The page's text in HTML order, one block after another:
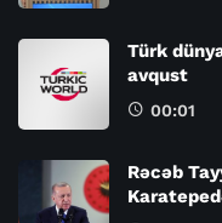
Türk
avqust
00:01
Rəcəb